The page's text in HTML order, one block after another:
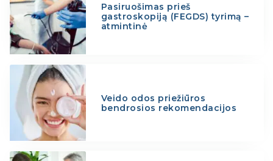
Pasiruošimas prieš
gastroskopiją (FEGDS) tyrimą –
atmintinė
Veido odos priežiūros
bendrosios rekomendacijos